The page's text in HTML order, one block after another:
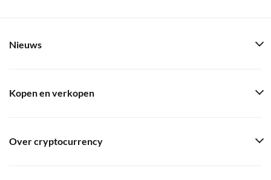
Nieuws
Kopen en verkopen
Over cryptocurrency